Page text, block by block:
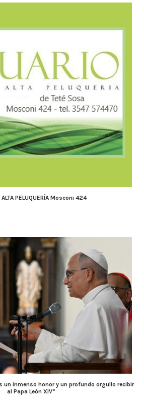
ALTA PELUQUERÍA Mosconi 424
un inmenso honor y un profundo orgullo recibir
al Papa León XIV”